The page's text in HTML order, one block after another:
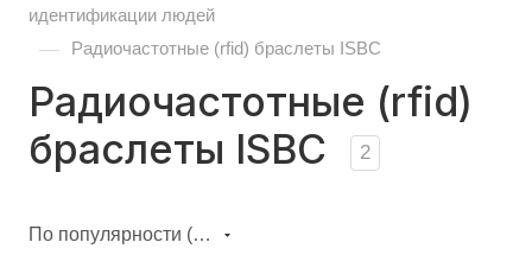
идентификации людей
— Радиочастотные (rfid) браслеты ISBC
Радиочастотные (rfid)
браслеты ISBC
2
По популярности (возрастание)